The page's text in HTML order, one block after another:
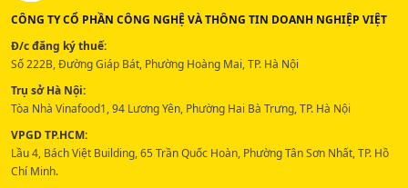
CÔNG TY CỔ PHẦN CÔNG NGHỆ VÀ THÔNG TIN DOANH NGHIỆP VIỆT
Đ/c đăng ký thuế:
Số 222B, Đường Giáp Bát, Phường Hoàng Mai, TP. Hà Nội
Trụ sở Hà Nội:
Tòa Nhà Vinafood1, 94 Lương Yên, Phường Hai Bà Trưng, TP. Hà Nội
VPGD TP.HCM:
Lầu 4, Bách Việt Building, 65 Trần Quốc Hoàn, Phường Tân Sơn Nhất, TP. Hồ
Chí Minh.